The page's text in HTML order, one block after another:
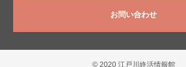
お問い合わせ
© 2020 江戸川終活情報館